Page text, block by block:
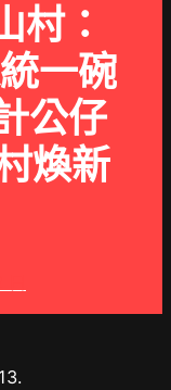
村：
一碗
公仔
煥新